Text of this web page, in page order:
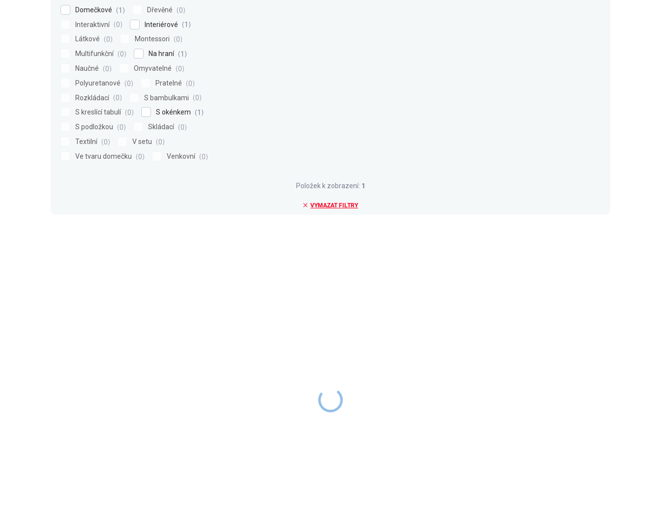
Domečkové
1 Dřevěné
0
Interaktivní
0 Interiérové
1
Látkové
0 Montessori
0
Multifunkční
0 Na hraní
1
Naučné
0 Omyvatelné
0
Polyuretanové
0 Pratelné
0
Rozkládací
0 S bambulkami
0
S kreslící tabulí
0 S okénkem
1
S podložkou
0 Skládací
0
Textilní
0 V setu
0
Ve tvaru domečku
0 Venkovní 0
VYMAZAT FILTRY
Položek k zobrazení: 1